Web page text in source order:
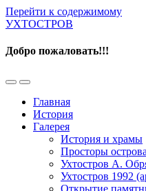
Перейти к содержимому
УХТОСТРОВ
Добро пожаловать!!!
Переключить
мобильное
меню
Переключить
поле
поиска
Главная
История
Галерея
История и храмы
Просторы острова
Ухтостров А.
Ухтостров 1992
Открытие